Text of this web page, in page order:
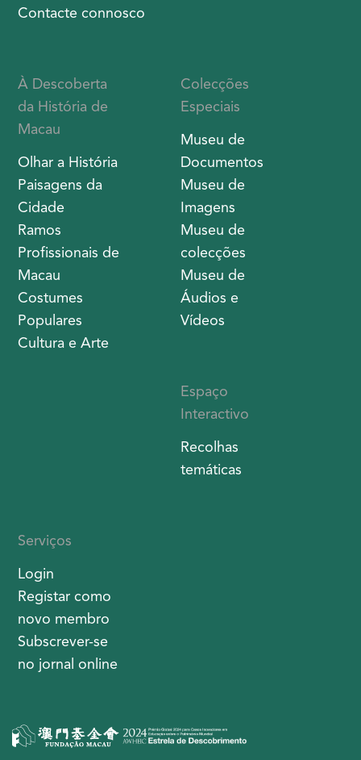
Contacte connosco
À Descoberta
da História de
Macau
Olhar a História
Paisagens da
Cidade
Ramos
Profissionais de
Macau
Costumes
Populares
Cultura e Arte
Colecções
Especiais
Museu de
Documentos
Museu de
Imagens
Museu de
colecções
Museu de
Áudios e
Vídeos
Espaço
Interactivo
Recolhas
temáticas
Serviços
Login
Registar como
novo membro
Subscrever-se
no jornal online